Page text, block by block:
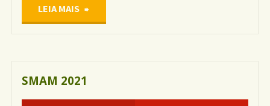
LEIA MAIS "CAMPANHA
2021"
SMAM 2021